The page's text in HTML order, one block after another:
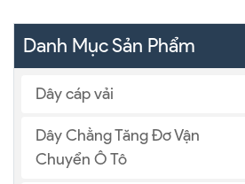
Danh Mục Sản Phẩm
Dây cáp vải
Dây Chằng Tăng Đơ Vận
Chuyển Ô Tô